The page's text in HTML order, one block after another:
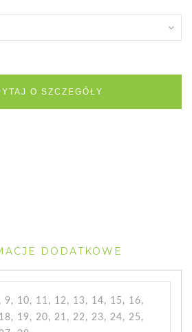
O SZCZEGÓŁY
DODATKOWE
9, 10, 11, 12, 13, 14, 15, 16,
19, 20, 21, 22, 23, 24, 25,